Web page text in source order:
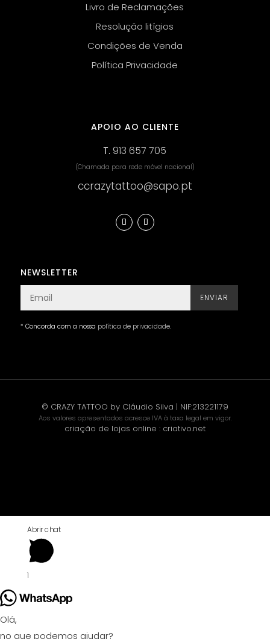
Livro de Reclamações
Resolução litígios
Condições de Venda
Política Privacidade
APOIO AO CLIENTE
T.913 657 705
(Chamada para rede móvel nacional)
ccrazytattoo@sapo.pt
NEWSLETTER
ENVIAR
* Concorda com a nossa política de privacidade.
© CRAZY TATTOO by Cláudio Silva | NIF:213221179
Aos valores apresentados acresce IVA à taxa legal em vigor.
criação de lojas online : criativo.net
Abrir chat
1
Olá,
no que podemos ajudar?